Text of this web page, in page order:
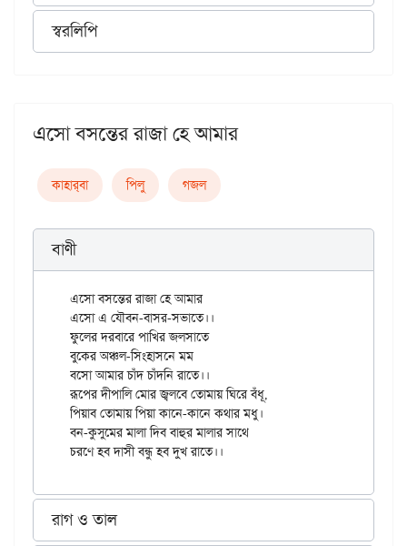
স্বরলিপি
এসো বসন্তের রাজা হে আমার
কাহার্‌বা পিলু গজল
বাণী
এসো বসন্তের রাজা হে আমার
এসো এ যৌবন-বাসর-সভাতে।।
ফুলের দরবারে পাখির জলসাতে
বুকের অঞ্চল-সিংহাসনে মম
বসো আমার চাঁদ চাঁদনি রাতে।।
রূপের দীপালি মোর জ্বলবে তোমায় ঘিরে বঁধূ,
পিয়াব তোমায় পিয়া কানে-কানে কথার মধু।
বন-কুসুমের মালা দিব বাহুর মালার সাথে
রাগ ও তাল